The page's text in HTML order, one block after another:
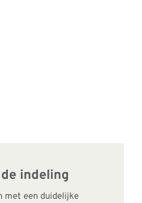
indeling
met een duidelijke